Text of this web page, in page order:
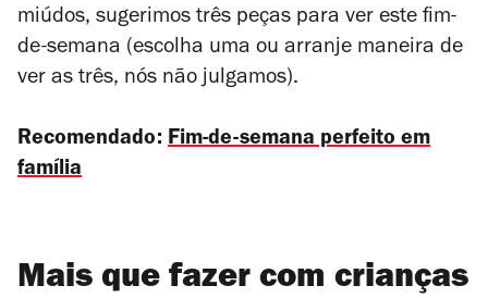
miúdos, sugerimos três peças para ver este fim-
de-semana (escolha uma ou arranje maneira de
ver as três, nós não julgamos).
Recomendado: Fim-de-semana perfeito em
família
Mais que fazer com crianças